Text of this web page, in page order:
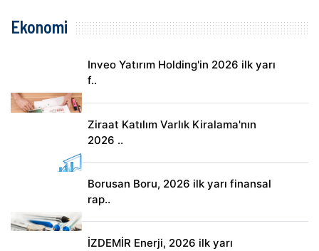
Ekonomi
Inveo Yatırım Holding'in 2026 ilk yarı
f..
Ziraat Katılım Varlık Kiralama'nın
2026 ..
Borusan Boru, 2026 ilk yarı finansal
rap..
İZDEMİR Enerji, 2026 ilk yarı